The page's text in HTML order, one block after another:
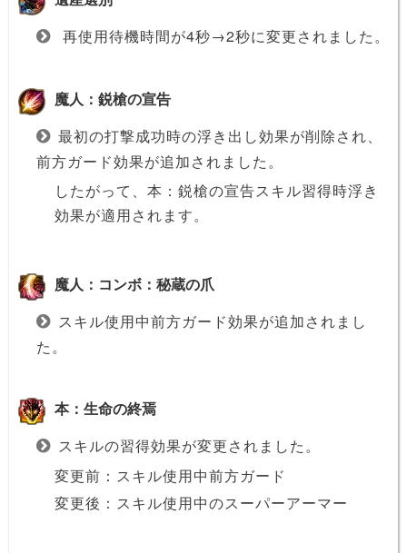
再使用待機時間が4秒→2秒に変更されました。
魔人：鋭槍の宣告
最初の打撃成功時の浮き出し効果が削除され、
前方ガード効果が追加されました。
したがって、本：鋭槍の宣告スキル習得時浮き
効果が適用されます。
魔人：コンボ：秘蔵の爪
スキル使用中前方ガード効果が追加されまし
た。
本：生命の終焉
スキルの習得効果が変更されました。
変更前：スキル使用中前方ガード
変更後：スキル使用中のスーパーアーマー